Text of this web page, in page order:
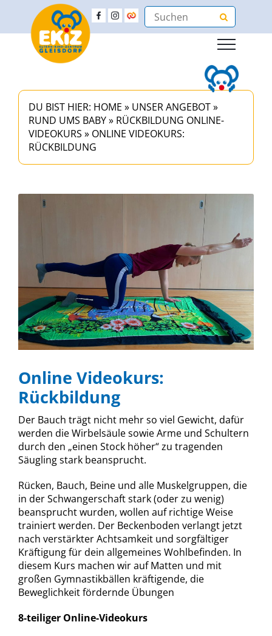
DU BIST HIER: HOME » UNSER ANGEBOT»
RUND UMS BABY» RÜCKBILDUNG ONLINE-
VIDEOKURS » ONLINE VIDEOKURS:
RÜCKBILDUNG
Online Videokurs:
Rückbildung
Der Bauch trägt nicht mehr so viel Gewicht, dafür
werden die Wirbelsäule sowie Arme und Schultern
durch den „einen Stock höher“ zu tragenden
Säugling stark beansprucht.
Rücken, Bauch, Beine und alle Muskelgruppen, die
in der Schwangerschaft stark (oder zu wenig)
beansprucht wurden, wollen auf richtige Weise
trainiert werden. Der Beckenboden verlangt jetzt
nach verstärkter Achtsamkeit und sorgfältiger
Kräftigung für dein allgemeines Wohlbefinden. In
diesem Kurs machen wir auf Matten und mit
großen Gymnastikbällen kräftigende, die
Beweglichkeit fördernde Übungen
8-teiliger Online-Videokurs